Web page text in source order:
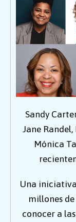
Sandy
Jane
Mónica
Una
millones
conocer a